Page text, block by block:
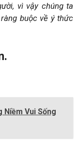
vì vậy chúng ta
buộc về ý thức
Niềm Vui Sống